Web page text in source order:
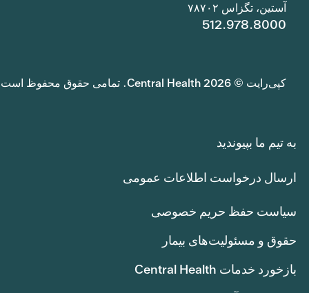
آستین، تگزاس ۷۸۷۰۲
512.978.8000
کپی‌رایت © 2026 Central Health. تمامی حقوق محفوظ است.
به تیم ما بپیوندید
ارسال درخواست اطلاعات عمومی
سیاست حفظ حریم خصوصی
حقوق و مسئولیت‌های بیمار
بازخورد خدمات Central Health